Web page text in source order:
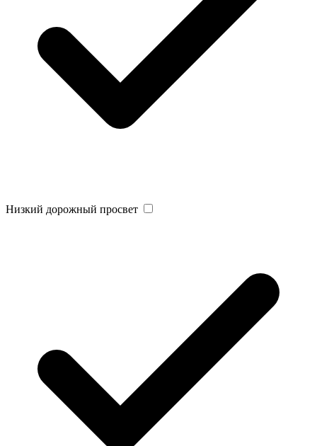
Низкий дорожный просвет